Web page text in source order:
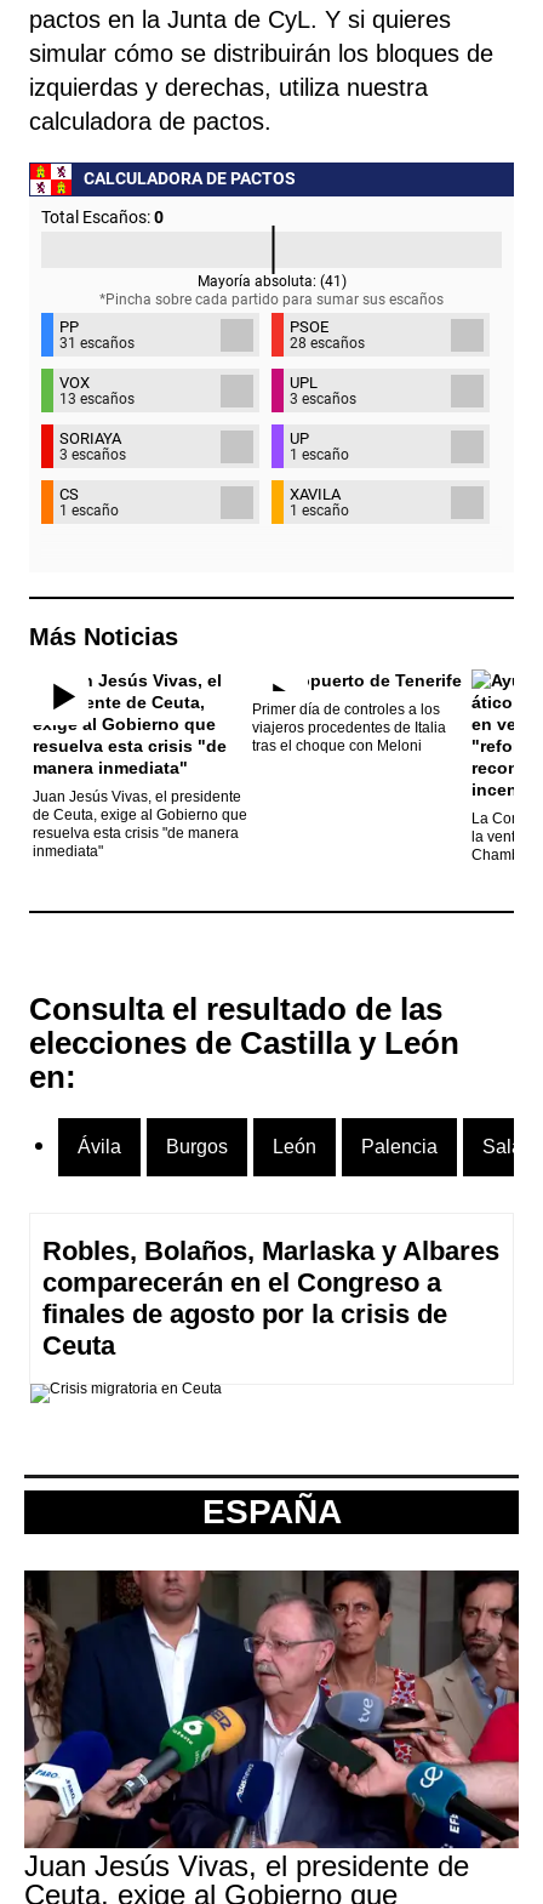
pactos en la Junta de CyL. Y si quieres
simular cómo se distribuirán los bloques de
izquierdas y derechas, utiliza nuestra
calculadora de pactos.
CALCULADORA DE PACTOS
Total Escaños:0
Mayoría absoluta: (41)
*Pincha sobre cada partido para sumar sus escaños
PP
31 escaños
PSOE
28 escaños
VOX
13 escaños
UPL
3 escaños
SORIAYA
3 escaños
UP
1 escaño
CS
1 escaño
XAVILA
1 escaño
Más Noticias
Juan Jesús Vivas, el presidente
de Ceuta, exige al Gobierno que
resuelva esta crisis "de manera
inmediata"
Primer día de controles a los
viajeros procedentes de Italia
tras el choque con Meloni
La
la venta
Chamberí
Consulta el resultado de las
elecciones de Castilla y León
en:
Ávila Burgos León Palencia
Robles, Bolaños, Marlaska y Albares
comparecerán en el Congreso a
finales de agosto por la crisis de
Ceuta
ESPAÑA
Juan Jesús Vivas, el presidente de
Ceuta, exige al Gobierno que